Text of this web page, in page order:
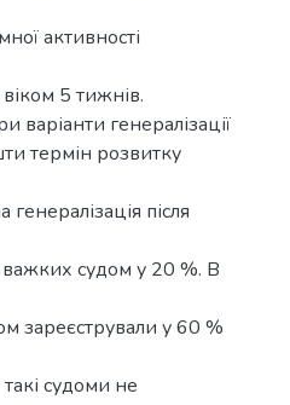
активності
5 тижнів.
варіанти генералізації
термін розвитку
після
важких судом у 20 %. В
зареєстрували у 60 %
такі судоми не